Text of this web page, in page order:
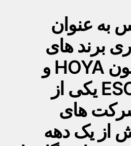
به عنوان
برند های
مطرحی همچون HOYA و
ESCHENBACH یکی از
های
از یک دهه